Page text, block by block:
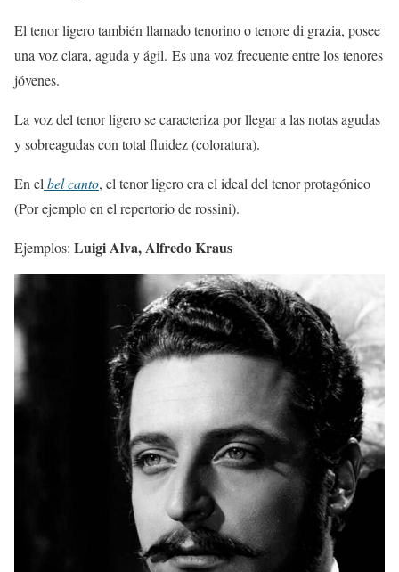
El tenor ligero también llamado tenorino o tenore di grazia, posee
una voz clara, aguda y ágil. Es una voz frecuente entre los tenores
jóvenes.
La voz del tenor ligero se caracteriza por llegar a las notas agudas
y sobreagudascon total fluidez (coloratura).
En elbel canto, el tenor ligeroera el ideal del tenor protagónico
(Por ejemplo en el repertorio de rossini).
Ejemplos: Luigi Alva, Alfredo Kraus